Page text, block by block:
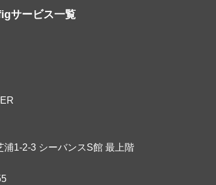
サービス一覧
浦1-2-3 シーバンスS館 最上階